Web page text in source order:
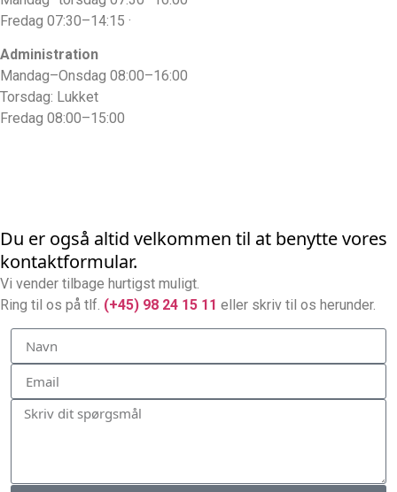
Fredag 07:30–14:15 ·
Administration
Mandag–Onsdag 08:00–16:00
Torsdag: Lukket
Fredag 08:00–15:00
Du er også altid velkommen til at benytte vores
kontaktformular.
Vi vender tilbage hurtigst muligt.
Ring til os på tlf. (+45) 98 24 15 11 eller skriv til os herunder.